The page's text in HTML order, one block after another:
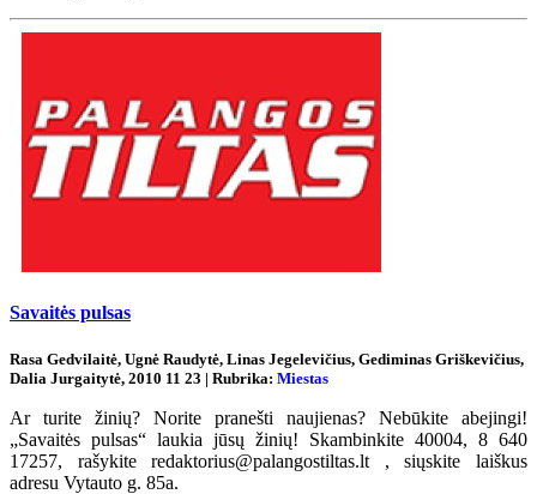
Savaitės pulsas
Rasa Gedvilaitė, Ugnė Raudytė, Linas Jegelevičius, Gediminas Griškevičius,
Dalia Jurgaitytė, 2010 11 23 | Rubrika: Miestas
Ar turite žinių? Norite pranešti naujienas? Nebūkite abejingi!
„Savaitės pulsas“ laukia jūsų žinių! Skambinkite 40004, 8 640
17257, rašykite redaktorius@palangostiltas.lt , siųskite laiškus
adresu Vytauto g. 85a.